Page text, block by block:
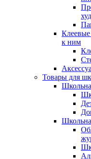
к ним
Товары для